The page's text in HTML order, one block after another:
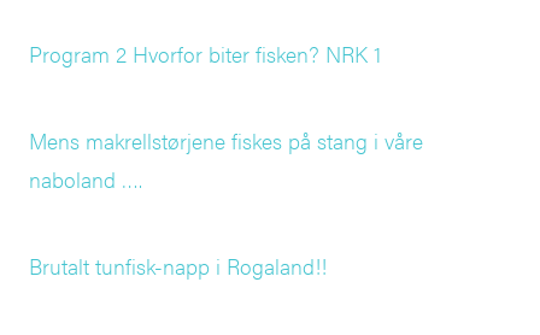
Program 2 Hvorfor biter fisken? NRK 1
Mens makrellstørjene fiskes på stang i våre
naboland ….
Brutalt tunfisk-napp i Rogaland!!